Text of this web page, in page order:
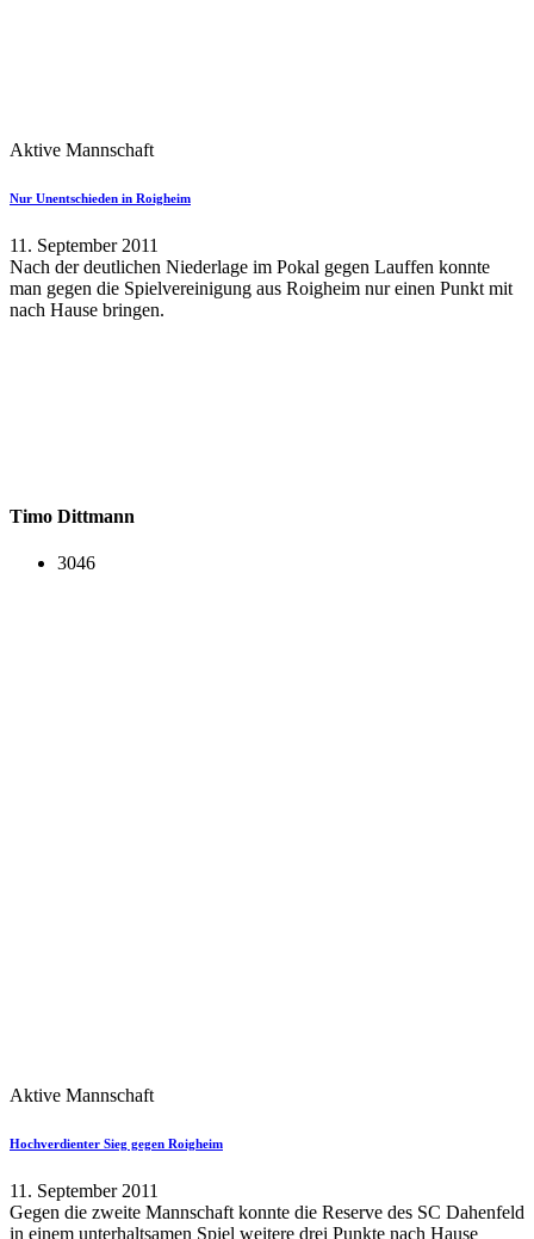
Aktive Mannschaft
Nur Unentschieden in Roigheim
11. September 2011
Nach der deutlichen Niederlage im Pokal gegen Lauffen konnte
man gegen die Spielvereinigung aus Roigheim nur einen Punkt mit
nach Hause bringen.
Timo Dittmann
3046
Aktive Mannschaft
Hochverdienter Sieg gegen Roigheim
11. September 2011
Gegen die zweite Mannschaft konnte die Reserve des SC Dahenfeld
in einem unterhaltsamen Spiel weitere drei Punkte nach Hause